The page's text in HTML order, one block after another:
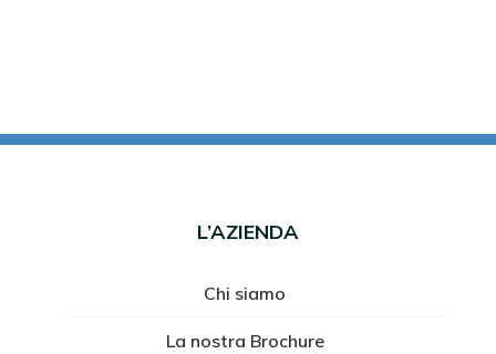
L’AZIENDA
Chi siamo
La nostra Brochure